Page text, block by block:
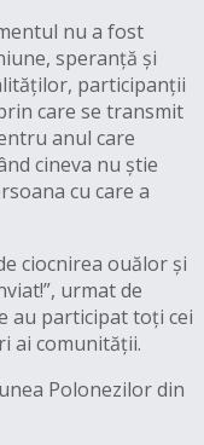
nu a fost
speranță și
participanții
care se transmit
anul care
cineva nu știe
cu care a
ciocnirea ouălor și
urmat de
au participat toți cei
ai comunității.
Polonezilor din